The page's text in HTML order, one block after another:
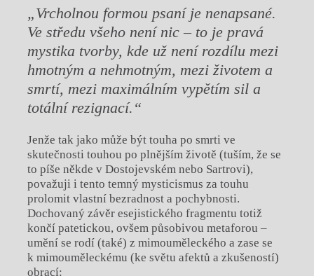
„Vrcholnou formou psaní je nenapsané.
Ve středu všeho není nic – to je pravá
mystika tvorby, kde už není rozdílu mezi
hmotným a nehmotným, mezi životem a
smrtí, mezi maximálním vypětím sil a
totální rezignací.“
Jenže tak jako může být touha po smrti ve
skutečnosti touhou po plnějším životě (tuším, že se
to píše někde v Dostojevském nebo Sartrovi),
považuji i tento temný mysticismus za touhu
prolomit vlastní bezradnost a pochybnosti.
Dochovaný závěr esejistického fragmentu totiž
končí patetickou, ovšem působivou metaforou –
umění se rodí (také) z mimouměleckého a zase se
k mimouměleckému (ke světu afektů a zkušeností)
obrací: